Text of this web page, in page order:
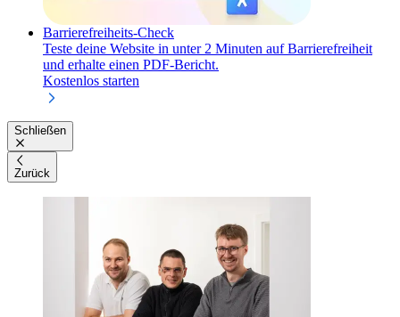
Barrierefreiheits-Check
Teste deine Website in unter 2 Minuten auf Barrierefreiheit
und erhalte einen PDF-Bericht.
Kostenlos starten
Schließen
Zurück